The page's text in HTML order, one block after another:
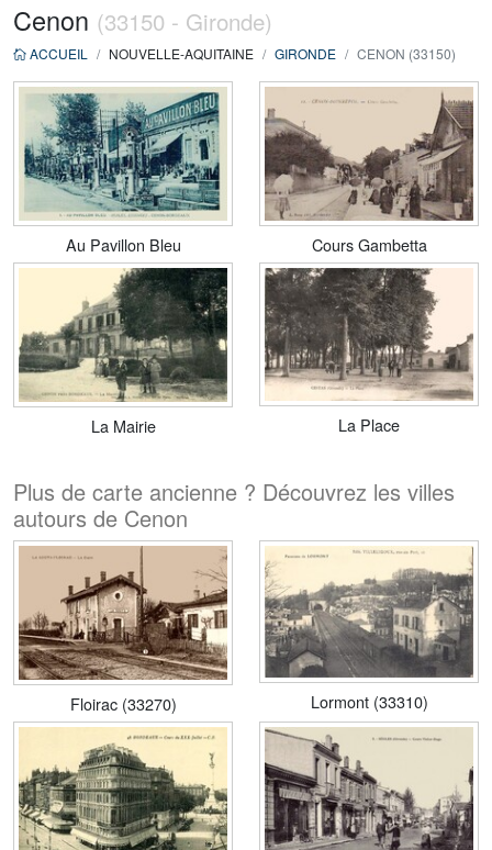
Cenon (33150 - Gironde)
ACCUEIL NOUVELLE-AQUITAINE GIRONDE CENON (33150)
Au Pavillon Bleu Cours Gambetta
La Mairie La Place
Plus de carte ancienne ? Découvrez les villes
autours de Cenon
Floirac (33270) Lormont (33310)